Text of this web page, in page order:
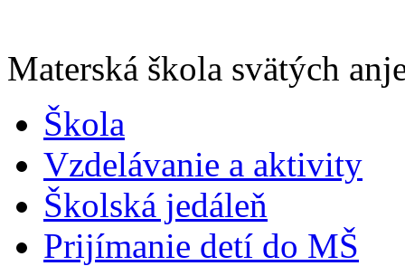
Materská škola svätých
Škola
Vzdelávanie a aktivity
Školská jedáleň
Prijímanie detí do MŠ